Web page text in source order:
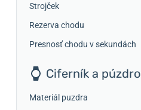
Strojček
Rezerva chodu
Presnosť chodu v sekundách
Ciferník a púzdro
Materiál puzdra